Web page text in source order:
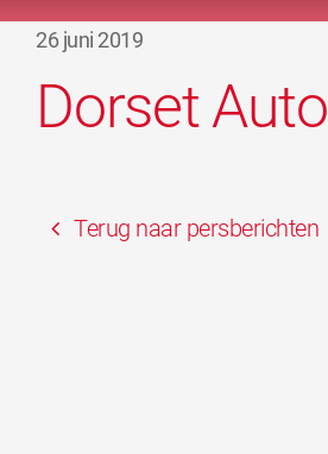
26 juni 2019
Dorset
Terug naar persberichten